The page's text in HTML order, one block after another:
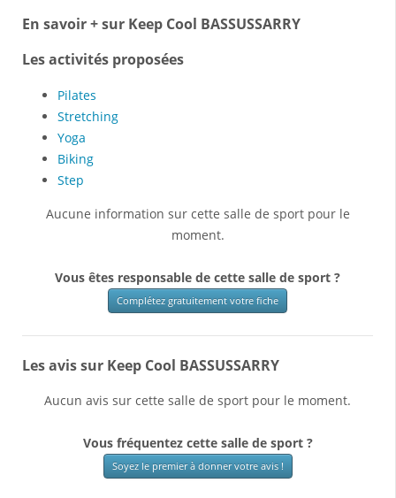
En savoir + sur Keep Cool BASSUSSARRY
Les activités proposées
Pilates
Stretching
Yoga
Biking
Step
Aucune information sur cette salle de sport pour le
moment.
Vous êtes responsable de cette salle de sport ?
Complétez gratuitement votre fiche
Les avis sur Keep Cool BASSUSSARRY
Aucun avis sur cette salle de sport pour le moment.
Vous fréquentez cette salle de sport ?
Soyez le premier à donner votre avis !